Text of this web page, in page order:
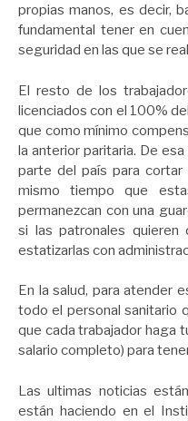
propias manos, es decir,
fundamental tener en
seguridad en las que se
El resto de los
licenciados con el 100%
que como mínimo
la anterior paritaria. De
parte del país para
mismo tiempo que
permanezcan con una
si las patronales
estatizarlas con
En la salud, para atender
todo el personal sanitario
que cada trabajador haga
salario completo) para
Las ultimas noticias
están haciendo en el